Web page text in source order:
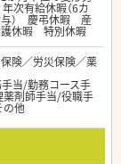
次有給休暇（6カ
与） 慶弔休暇 産
休暇 特別休暇
険／労災保険／薬
当/勤務コース手
剤師手当/役職手
の他